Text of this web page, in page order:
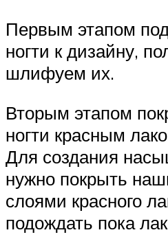
Первым этапом
ногти к дизайну,
шлифуем их.
Вторым этапом
ногти красным
Для создания
нужно покрыть
слоями красного
подождать пока